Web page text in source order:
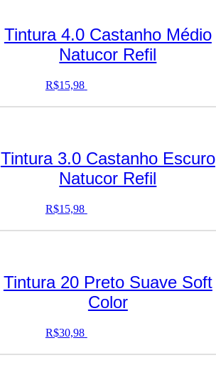
Tintura 4.0 Castanho Médio
Natucor Refil
R$15,98
Tintura 3.0 Castanho Escuro
Natucor Refil
R$15,98
Tintura 20 Preto Suave Soft
Color
R$30,98